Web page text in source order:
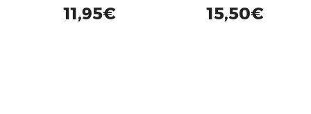
11,95€ 15,50€